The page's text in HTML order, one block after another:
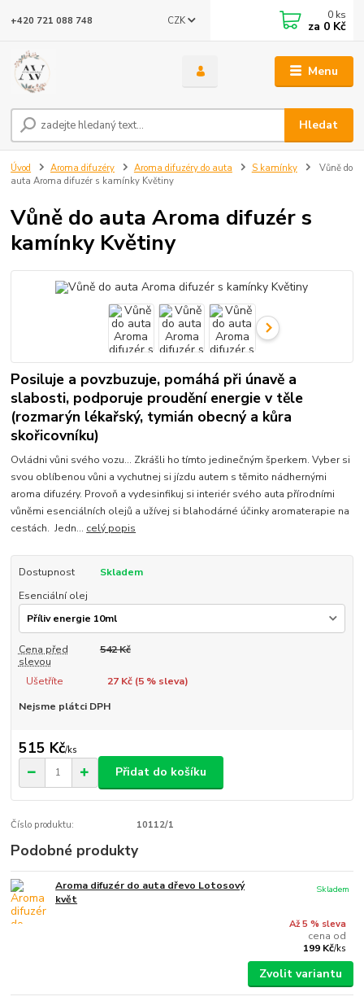
Menu
CZK
Hledat
+420 721 088 748 0 ks
za 0 Kč
Úvod Aroma difuzéry Aroma difuzéry do auta S kamínky
Vůně do
auta Aroma difuzér s kamínky Květiny
Vůně do auta Aroma difuzér s
kamínky Květiny
Posiluje a povzbuzuje, pomáhá při únavě a
slabosti, podporuje proudění energie v těle
(rozmarýn lékařský, tymián obecný a kůra
skořicovníku)
Ovládni vůni svého vozu... Zkrášli ho tímto jedinečným šperkem. Vyber si
svou oblíbenou vůni a vychutnej si jízdu autem s těmito nádhernými
aroma difuzéry. Provoň a vydesinfikuj si interiér svého auta přírodními
vůněmi esenciálních olejů a užívej si blahodárné účinky aromaterapie na
cestách. Jedn... celý popis
Dostupnost
Skladem
Esenciální olej
Cena před
slevou
542 Kč
Ušetříte 27 Kč (5% sleva)
Nejsme plátci DPH
515 Kč/ks
Přidat do košíku
Číslo produktu: 10112/1
Podobné produkty
Aroma difuzér do auta dřevo Lotosový
květ
Až 5 % sleva
cena od
199 Kč/ks
Skladem
Zvolit variantu